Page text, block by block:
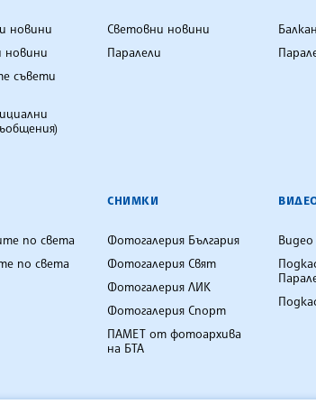
новини
новини
съвети
Световни новини
Паралели
по света
по света
СНИМКИ
Фотогалерия България
Фотогалерия Свят
Фотогалерия ЛИК
Фотогалерия Спорт
ПАМЕТ от фотоархива
на БТА
Видео